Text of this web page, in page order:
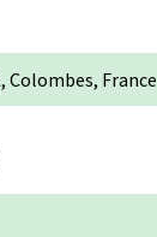
Colombes, France